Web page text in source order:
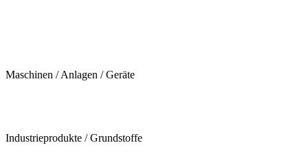
Maschinen / Anlagen / Geräte
Industrieprodukte / Grundstoffe